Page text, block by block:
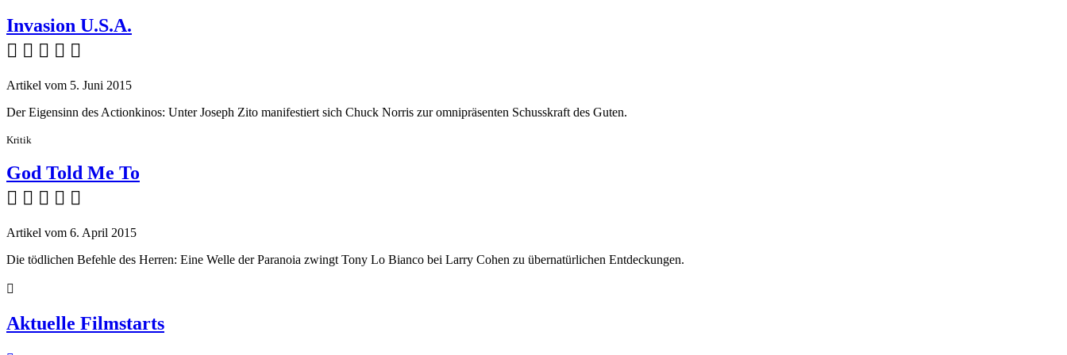
Invasion U.S.A.
    
Artikel vom 5. Juni 2015
Der Eigensinn des Actionkinos: Unter Joseph Zito manifestiert sich Chuck Norris zur omnipräsenten Schusskraft des Guten.
Kritik
God Told Me To
    
Artikel vom 6. April 2015
Die tödlichen Befehle des Herren: Eine Welle der Paranoia zwingt Tony Lo Bianco bei Larry Cohen zu übernatürlichen Entdeckungen.

Aktuelle Filmstarts